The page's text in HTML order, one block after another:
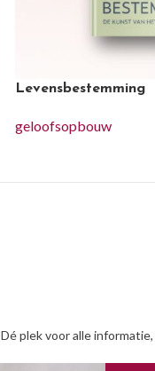
Levensbestemming
geloofsopbouw
Dé plek voor alle